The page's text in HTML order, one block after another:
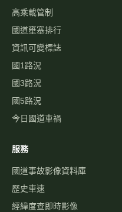
高乘載管制
國道壅塞排行
資訊可變標誌
國1路況
國3路況
國5路況
今日國道車禍
服務
國道事故影像資料庫
歷史車速
經緯度查即時影像